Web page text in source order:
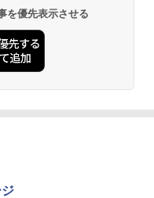
を優先表示させる